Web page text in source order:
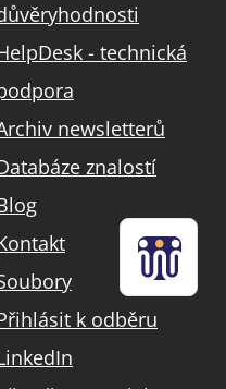
- technická
newsletterů
znalostí
k odběru